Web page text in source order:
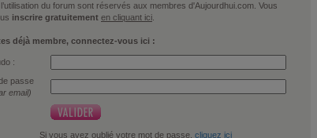
l’utilisation du forum sont réservés aux membres d'Aujourdhui.com. Vous
inscrire gratuitement en cliquant ici
déjà membre, connectez-vous ici :
:
passe
email)
Si vous avez oublié votre mot de passe, cliquez ici